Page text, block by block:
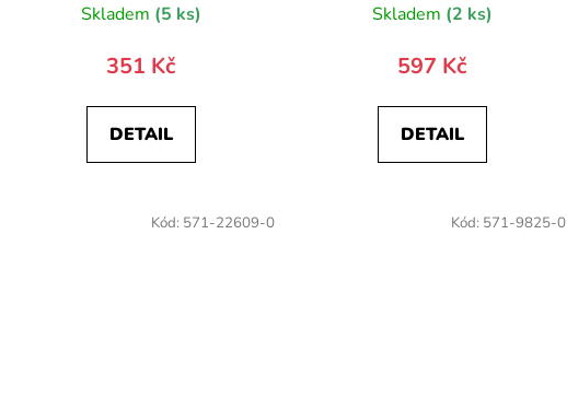
Skladem (5 ks)
351 Kč
DETAIL
Skladem (2 ks)
597 Kč
DETAIL
Kód: 571-22609-0 Kód: 571-9825-0